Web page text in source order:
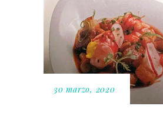
30 marzo, 2020